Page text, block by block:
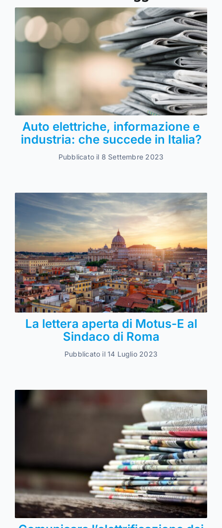
Auto elettriche, informazione e
industria: che succede in Italia?
Pubblicato il 8 Settembre 2023
La lettera aperta di Motus-E al
Sindaco di Roma
Pubblicato il 14 Luglio 2023